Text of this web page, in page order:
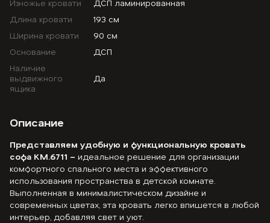
Изножье кровати
ДСП ламинированная
Длина кровати
193 см
Ширина кровати
90 см
Основание
ДСП
Наличие
выдвижного
ящика
Да
Описание
Представляем удобную и функциональную кровать
софа KM.6711 – идеальное решение для организации
комфортного спального места и эффективного
использования пространства в детской комнате.
Выполненная в минималистическом дизайне и
современных цветах, эта кровать легко впишется в любой
интерьер, добавляя свет и уют.